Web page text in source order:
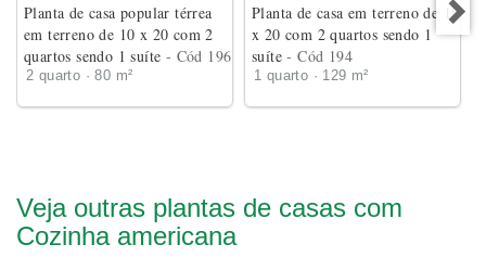
Planta de casa popular térrea
em terreno de 10 x 20 com 2
quartos sendo 1 suíte - Cód 196
2 quarto · 80 m²
Planta de casa em terreno de 18
x 20 com 2 quartos sendo 1
suíte- Cód 194
1 quarto · 129 m²
Veja outras plantas de casas com
Cozinha americana